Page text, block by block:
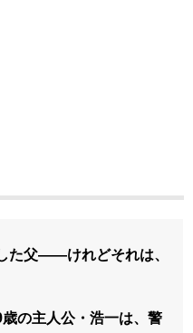
た父――けれどそれは、
の主人公・浩一は、警